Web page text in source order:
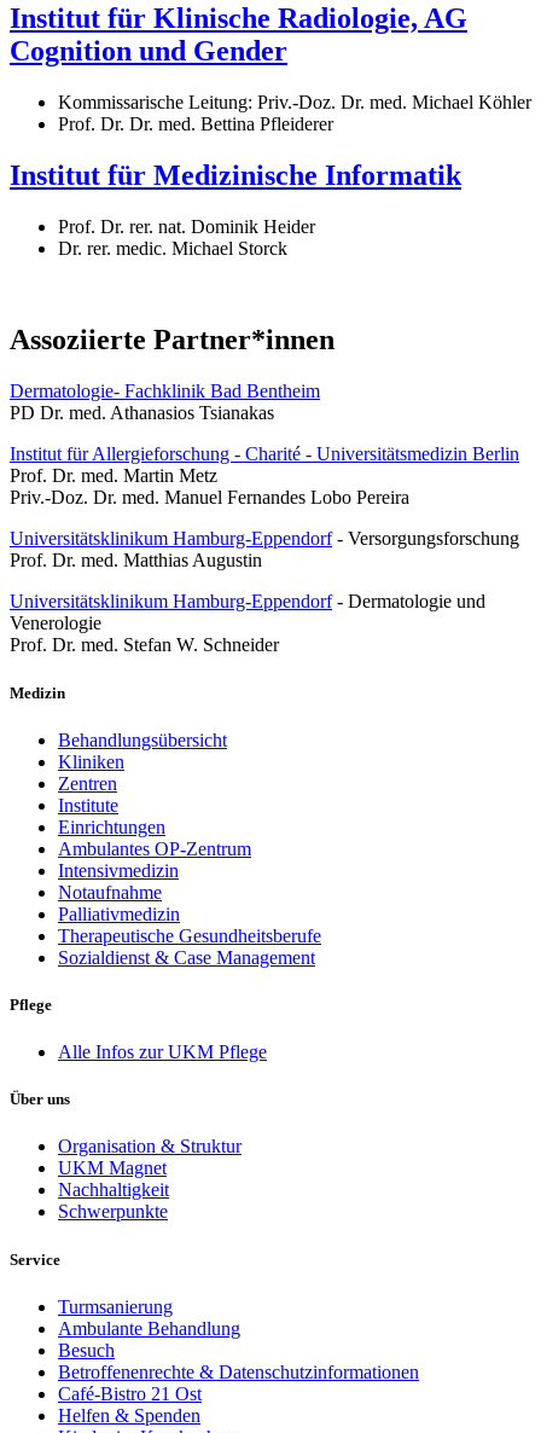
Institut für Klinische Radiologie, AG
Cognition und Gender
Kommissarische Leitung: Priv.-Doz. Dr. med. Michael Köhler
Prof. Dr. Dr. med. Bettina Pfleiderer
Institut für Medizinische Informatik
Prof. Dr. rer. nat. Dominik Heider
Dr. rer. medic. Michael Storck
Assoziierte Partner*innen
Dermatologie- Fachklinik Bad Bentheim
PD Dr. med. Athanasios Tsianakas
Institut für Allergieforschung - Charité - Universitätsmedizin Berlin
Prof. Dr. med. Martin Metz
Priv.-Doz. Dr. med. Manuel Fernandes Lobo Pereira
Universitätsklinikum Hamburg-Eppendorf- Versorgungsforschung
Prof. Dr. med. Matthias Augustin
Universitätsklinikum Hamburg-Eppendorf- Dermatologie und
Venerologie
Prof. Dr. med. Stefan W. Schneider
Medizin
Behandlungsübersicht
Kliniken
Zentren
Institute
Einrichtungen
Ambulantes OP-Zentrum
Intensivmedizin
Notaufnahme
Palliativmedizin
Therapeutische Gesundheitsberufe
Sozialdienst & Case Management
Pflege
Alle Infos zur UKM Pflege
Über uns
Organisation & Struktur
UKM Magnet
Nachhaltigkeit
Schwerpunkte
Service
Turmsanierung
Ambulante Behandlung
Besuch
Betroffenenrechte & Datenschutzinformationen
Café-Bistro 21 Ost
Helfen & Spenden